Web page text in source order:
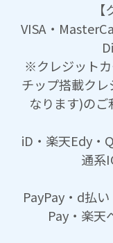
VISA・
※クレジット
チップ搭載ク
なります)のご
iD・楽天Edy・
通系
PayPay・d払
Pay・楽天